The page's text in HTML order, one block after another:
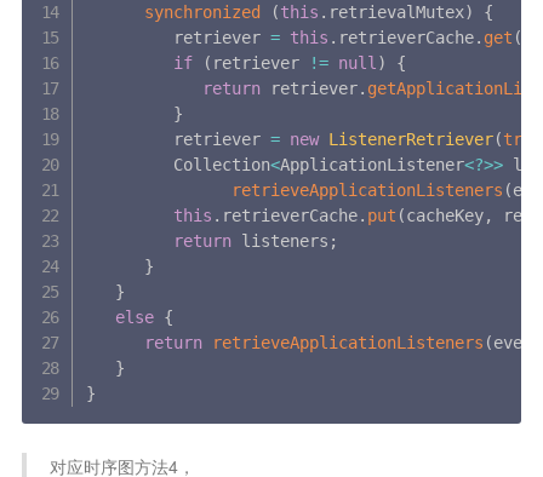
synchronized
(this . retrievalMutex)
{
         retriever
= this . retrieverCache. get (
if
( retriever != null )
{
return retriever.
}
         retriever
= new ListenerRetriever(true
         Collection
<ApplicationListener<?>>
retrieveApplicationListeners (
this . retrieverCache. put (cacheKey,
return listeners ;
}
}
else {
return
retrieveApplicationListeners (
}
}